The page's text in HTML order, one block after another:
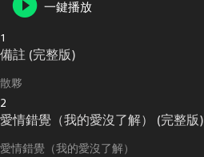
一鍵播放
1
備註 (完整版)
散夥
2
愛情錯覺（我的愛沒了解） (完整版)
愛情錯覺（我的愛沒了解）